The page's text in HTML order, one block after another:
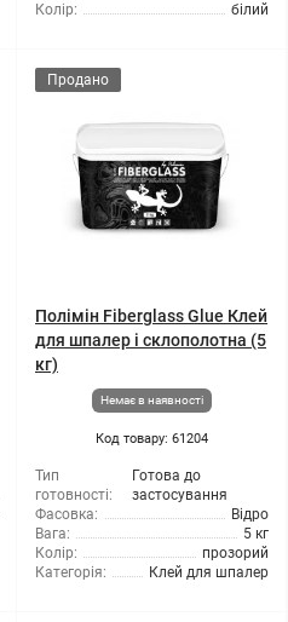
Колір:
білий
Продано
Полімін Fiberglass Glue Клей
для шпалер і склополотна (5
кг)
Немає в наявності
Код товару: 61204
Тип
готовності:
Готова до
застосування
Фасовка:
Відро
Вага:
5 кг
Колір:
прозорий
Категорія:
Клей для шпалер